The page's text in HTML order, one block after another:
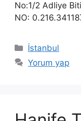
No:1/2 Adliye
NO:
Kategoriler
İstanbul
Yorum yap